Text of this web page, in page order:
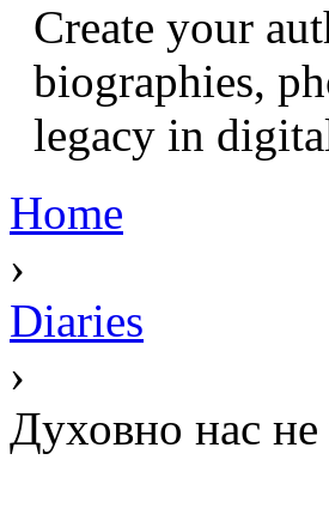
Create your
biographies,
legacy in
Home
›
Diaries
›
Духовно нас